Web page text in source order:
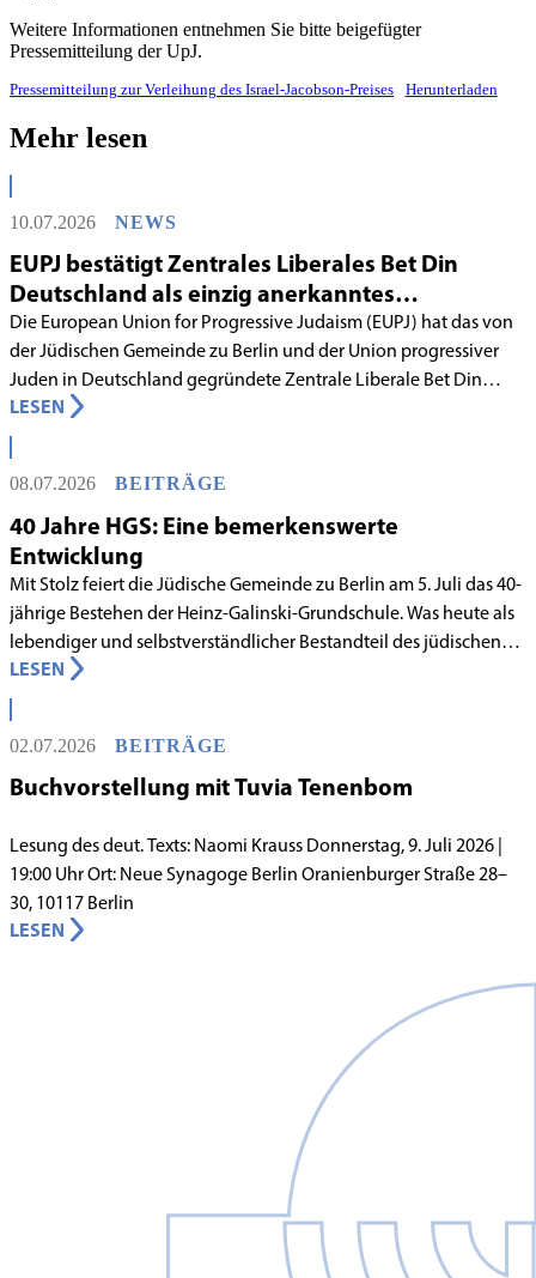
Weitere Informationen entnehmen Sie bitte beigefügter
Pressemitteilung der UpJ.
Pressemitteilung zur Verleihung des Israel-Jacobson-Preises Herunterladen
Mehr lesen
10.07.2026 NEWS
EUPJ bestätigt Zentrales Liberales Bet Din
Deutschland als einzig anerkanntes
liberales Rabbinatsgericht
Die European Union for Progressive Judaism (EUPJ) hat das von
der Jüdischen Gemeinde zu Berlin und der Union progressiver
Juden in Deutschland gegründete Zentrale Liberale Bet Din
Deutschland mit Wirkung zum 1. Juni 2026 als anerkanntes
Rabbinatsgericht aufgenommen.
LESEN
08.07.2026 BEITRÄGE
40 Jahre HGS: Eine bemerkenswerte
Entwicklung
Mit Stolz feiert die Jüdische Gemeinde zu Berlin am 5. Juli das 40-
jährige Bestehen der Heinz-Galinski-Grundschule. Was heute als
lebendiger und selbstverständlicher Bestandteil des jüdischen
Lebens in Berlin gilt, begann in den 1980er-Jahren unter
schwierigen Voraussetzungen. Vor dem Hintergrund eines
innergemeindlichen Wandels entstand bereits 1983 die Idee, eine
jüdische Grundschule zu gründen.
LESEN
02.07.2026 BEITRÄGE
Buchvorstellung mit Tuvia Tenenbom
Lesung des deut. Texts: Naomi Krauss Donnerstag, 9. Juli 2026 |
19:00 Uhr Ort: Neue Synagoge Berlin Oranienburger Straße 28–
30, 10117 Berlin
LESEN